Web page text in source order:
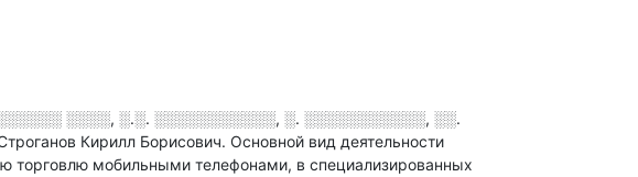
░░░░, ░.░. ░░░░░░░░░░░, ░. ░░░░░░░░░░░, ░░.
Кирилл Борисович. Основной вид деятельности
торговлю мобильными телефонами, в специализированных